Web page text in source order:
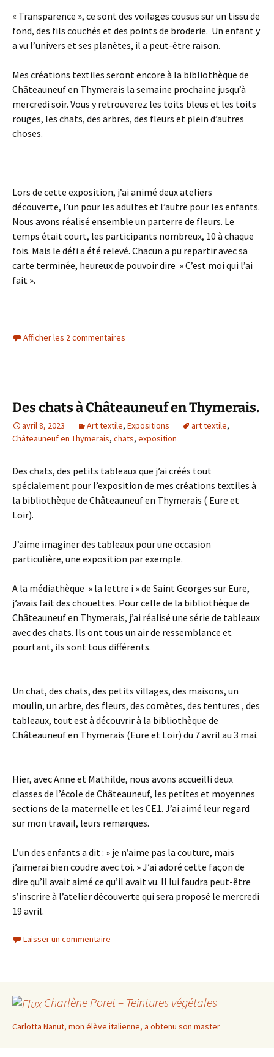
« Transparence », ce sont des voilages cousus sur un tissu de
fond, des fils couchés et des points de broderie. Un enfant y
a vu l’univers et ses planètes, il a peut-être raison.
Mes créations textiles seront encore à la bibliothèque de
Châteauneuf en Thymerais la semaine prochaine jusqu’à
mercredi soir. Vous y retrouverez les toits bleus et les toits
rouges, les chats, des arbres, des fleurs et plein d’autres
choses.
Lors de cette exposition, j’ai animé deux ateliers
découverte, l’un pour les adultes et l’autre pour les enfants.
Nous avons réalisé ensemble un parterre de fleurs. Le
temps était court, les participants nombreux, 10 à chaque
fois. Mais le défi a été relevé. Chacun a pu repartir avec sa
carte terminée, heureux de pouvoir dire » C’est moi qui l’ai
fait ».
Afficher les 2 commentaires
Des chats à Châteauneuf en Thymerais.
avril 8, 2023 Art textile, Expositions art textile,
Châteauneuf en Thymerais, chats, exposition
Des chats, des petits tableaux que j’ai créés tout
spécialement pour l’exposition de mes créations textiles à
la bibliothèque de Châteauneuf en Thymerais ( Eure et
Loir).
J’aime imaginer des tableaux pour une occasion
particulière, une exposition par exemple.
A la médiathèque » la lettre i » de Saint Georges sur Eure,
j’avais fait des chouettes. Pour celle de la bibliothèque de
Châteauneuf en Thymerais, j’ai réalisé une série de tableaux
avec des chats. Ils ont tous un air de ressemblance et
pourtant, ils sont tous différents.
Un chat, des chats, des petits villages, des maisons, un
moulin, un arbre, des fleurs, des comètes, des tentures , des
tableaux, tout est à découvrir à la bibliothèque de
Châteauneuf en Thymerais (Eure et Loir) du 7 avril au 3 mai.
Hier, avec Anne et Mathilde, nous avons accueilli deux
classes de l’école de Châteauneuf, les petites et moyennes
sections de la maternelle et les CE1. J’ai aimé leur regard
sur mon travail, leurs remarques.
L’un des enfants a dit : » je n’aime pas la couture, mais
j’aimerai bien coudre avec toi. » J’ai adoré cette façon de
dire qu’il avait aimé ce qu’il avait vu. Il lui faudra peut-être
s’inscrire à l’atelier découverte qui sera proposé le mercredi
19 avril.
Laisser un commentaire
Charlène Poret – Teintures végétales
Carlotta Nanut, mon élève italienne, a obtenu son master